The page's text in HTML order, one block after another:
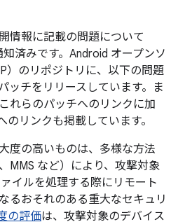
情報に記載の問題について
済みです。Android オープンソ
）のリポジトリに、以下の問題
ッチをリリースしています。ま
れらのパッチへのリンクに加
のリンクも掲載しています。
度の高いものは、多様な方法
MMS など）により、攻撃対象
イルを処理する際にリモート
るおそれのある重大なセキュリ
の評価は、攻撃対象のデバイス